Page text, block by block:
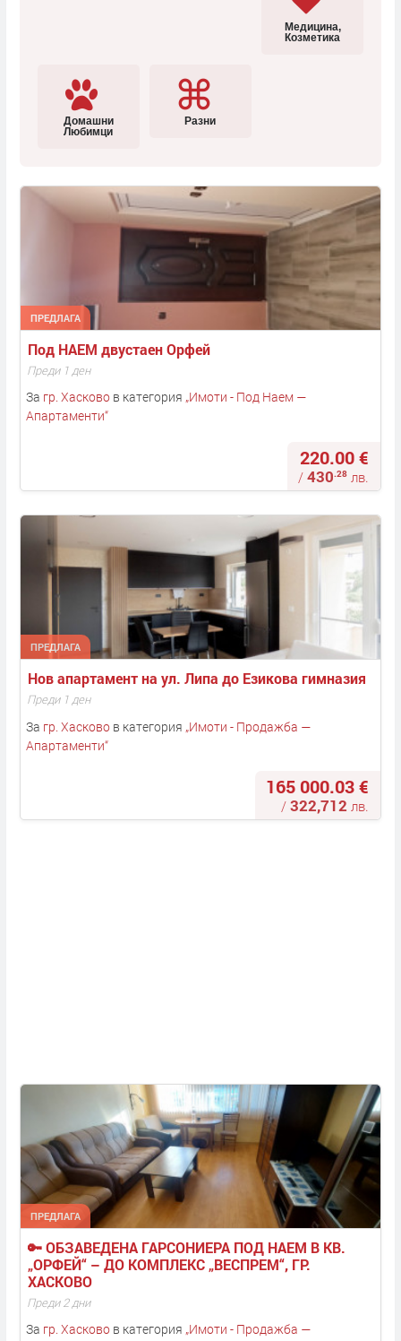
Медицина,
Козметика
Домашни
Любимци
Разни
ПРЕДЛАГА
Под НАЕМ двустаен Орфей
Преди 1 ден
За гр. Хасковов категория „Имоти - Под Наем —
Апартаменти“
220.00 €
/430.28 лв.
ПРЕДЛАГА
Нов апартамент на ул. Липа до Езикова гимназия
Преди 1 ден
За гр. Хасковов категория „Имоти - Продажба —
Апартаменти“
165 000.03 €
/322,712 лв.
ПРЕДЛАГА
🔑 ОБЗАВЕДЕНА ГАРСОНИЕРА ПОД НАЕМ В КВ.
„ОРФЕЙ“ – ДО КОМПЛЕКС „ВЕСПРЕМ“, ГР.
ХАСКОВО
Преди 2 дни
За гр. Хасковов категория „Имоти - Продажба —